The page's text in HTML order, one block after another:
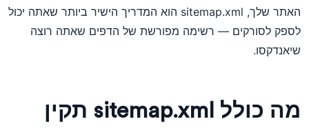
האתר שלך, sitemap.xml הוא המדריך הישיר ביותר שאתה יכול
לספק לסורקים — רשימה מפורשת של הדפים שאתה רוצה
שיאנדקסו.
מה כולל sitemap.xml תקין